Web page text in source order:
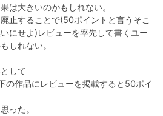
は大きいのかもしれない。
止することで(50ポイントと言うそこ
にせよ)レビューを率先して書くユー
しれない。
して
の作品にレビューを掲載すると50ポイ
った。